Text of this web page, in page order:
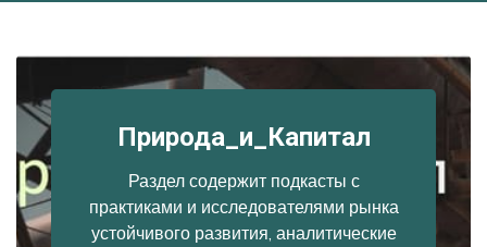
Природа_и_Капитал
Раздел содержит подкасты с
практиками и исследователями рынка
устойчивого развития, аналитические